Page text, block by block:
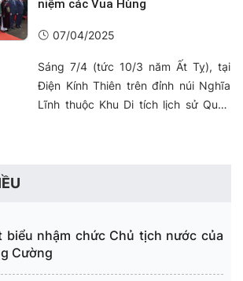
chiến sỹ làm nhiệm vụ bảo đảm an
hội Đền Hùng và Tuần Văn hóa du ...
niệm các Vua Hùng
07/04/2025
Sáng 7/4 (tức 10/3 năm Ất Tỵ), tại
Điện Kính Thiên trên đỉnh núi Nghĩa
Lĩnh thuộc Khu Di tích lịch sử Quốc
biểu nhậm chức Chủ tịch nước của
Cường